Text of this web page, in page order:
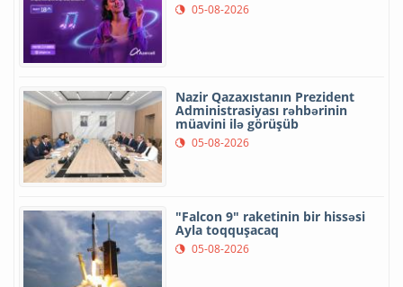
05-08-2026
Nazir Qazaxıstanın Prezident
Administrasiyası rəhbərinin
müavini ilə görüşüb
05-08-2026
"Falcon 9" raketinin bir hissəsi
Ayla toqquşacaq
05-08-2026